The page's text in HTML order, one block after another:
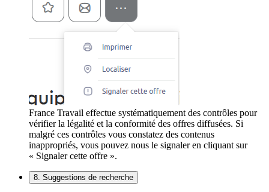
France Travail effectue systématiquement des contrôles pour
vérifier la légalité et la conformité des offres diffusées. Si
malgré ces contrôles vous constatez des contenus
inappropriés, vous pouvez nous le signaler en cliquant sur
« Signaler cette offre ».
8. Suggestions de recherche